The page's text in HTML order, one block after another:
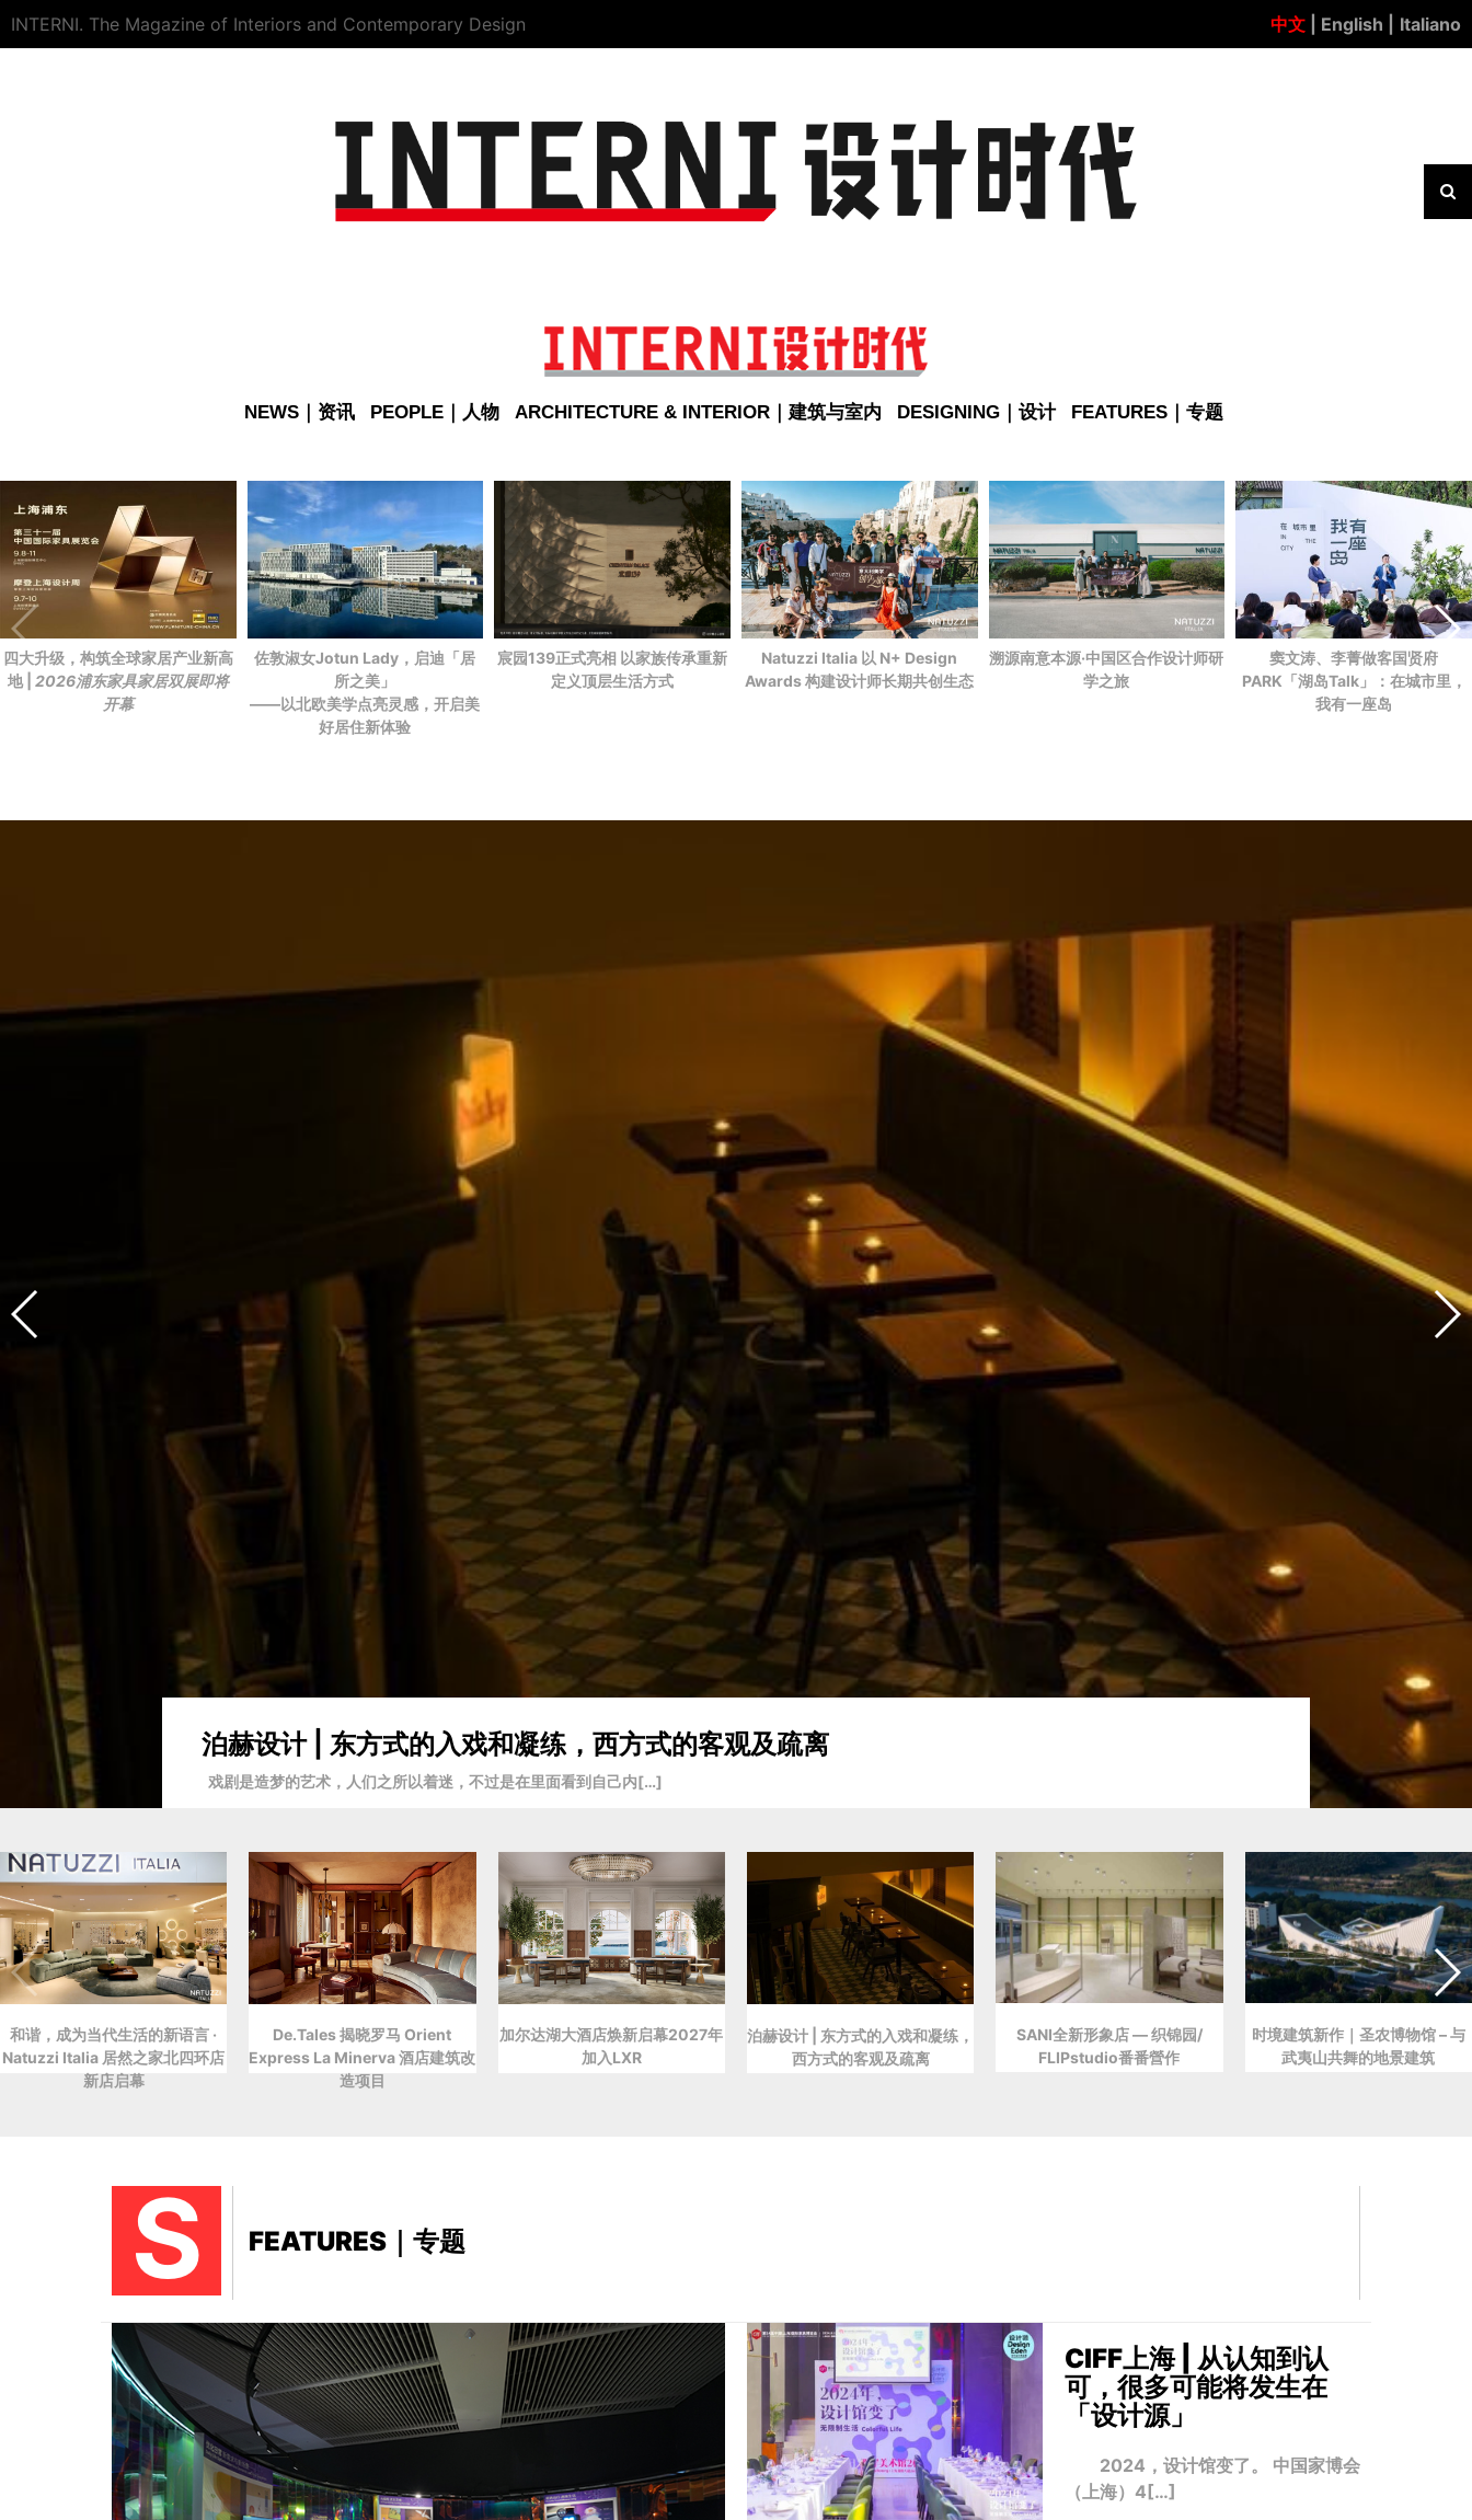
INTERNI. The Magazine of Interiors and Contemporary Design 中文 | English | Italiano
NEWS｜资讯 PEOPLE｜人物 ARCHITECTURE & INTERIOR｜建筑与室内 DESIGNING｜设计 FEATURES｜专题
四大升级，构筑全球家居产业新高
地 | 2026浦东家具家居双展即将
开幕
佐敦淑女Jotun Lady，启迪「居
所之美」
——以北欧美学点亮灵感，开启美
好居住新体验
宸园139正式亮相 以家族传承重新
定义顶层生活方式
Natuzzi Italia 以 N+ Design
Awards 构建设计师长期共创生态
溯源南意本源·中国区合作设计师研
学之旅
窦文涛、李菁做客国贤府
PARK 「湖岛Talk」：在城市里，
我有一座岛
泊赫设计 | 东方式的入戏和凝练，西方式的客观及疏离
戏剧是造梦的艺术，人们之所以着迷，不过是在里面看到自己内[…]
和谐，成为当代生活的新语言 ·
Natuzzi Italia 居然之家北四环店
新店启幕
De.Tales 揭晓罗马 Orient
Express La Minerva 酒店建筑改
造项目
加尔达湖大酒店焕新启幕2027年
加入LXR
泊赫设计 | 东方式的入戏和凝练，
西方式的客观及疏离
SANI全新形象店 — 织锦园/
FLIPstudio番番營作
时境建筑新作｜圣农博物馆 – 与
武夷山共舞的地景建筑
S FEATURES｜专题
CIFF上海 | 从认知到认
可，很多可能将发生在
「设计源」
2024，设计馆变了。 中国家博会
（上海）4[…]